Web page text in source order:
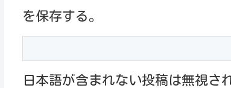
を保存する。
日本語が含まれない投稿は無視さ